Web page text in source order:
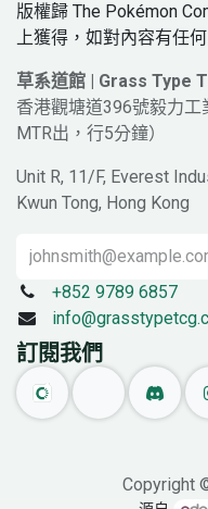
版權歸 The Pokémon
上獲得，如對內容有任
草系道館 | Grass Type
香港觀塘道396號毅力
MTR出，行5分鐘）
Unit R, 11/F, Everest
Kwun Tong, Hong Kong
+852 9789 6857
訂閱我們
Copyright